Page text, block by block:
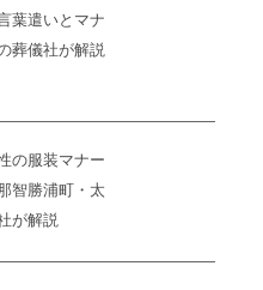
葉遣いとマナ
葬儀社が解説
の服装マナー
智勝浦町・太
が解説